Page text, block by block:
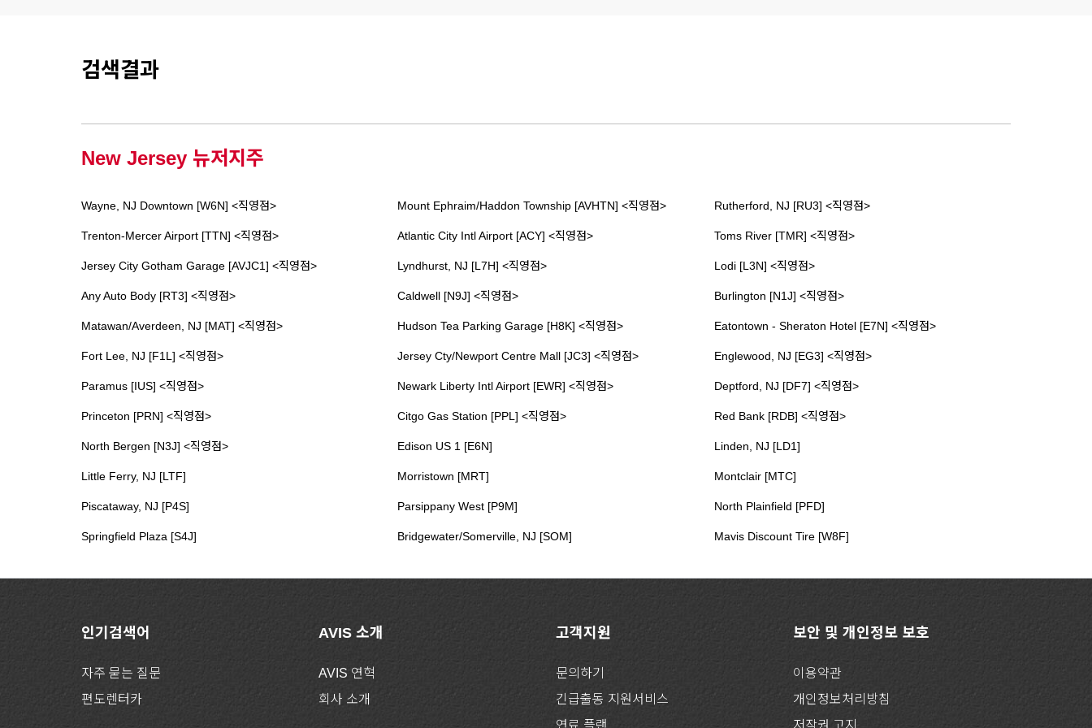
검색결과
New Jersey 뉴저지주
Wayne, NJ Downtown [W6N] <직영점> Mount Ephraim/Haddon Township [AVHTN] <직영점> Rutherford, NJ [RU3] <직영점>
Trenton-Mercer Airport [TTN] <직영점> Atlantic City Intl Airport [ACY] <직영점> Toms River [TMR] <직영점>
Jersey City Gotham Garage [AVJC1] <직영점> Lyndhurst, NJ [L7H] <직영점> Lodi [L3N] <직영점>
Any Auto Body [RT3] <직영점> Caldwell [N9J] <직영점> Burlington [N1J] <직영점>
Matawan/Averdeen, NJ [MAT] <직영점> Hudson Tea Parking Garage [H8K] <직영점> Eatontown - Sheraton Hotel [E7N] <직영점>
Fort Lee, NJ [F1L] <직영점> Jersey Cty/Newport Centre Mall [JC3] <직영점> Englewood, NJ [EG3] <직영점>
Paramus [IUS] <직영점> Newark Liberty Intl Airport [EWR] <직영점> Deptford, NJ [DF7] <직영점>
Princeton [PRN] <직영점> Citgo Gas Station [PPL] <직영점> Red Bank [RDB] <직영점>
North Bergen [N3J] <직영점> Edison US 1 [E6N] Linden, NJ [LD1]
Little Ferry, NJ [LTF] Morristown [MRT] Montclair [MTC]
Piscataway, NJ [P4S] Parsippany West [P9M] North Plainfield [PFD]
Springfield Plaza [S4J] Bridgewater/Somerville, NJ [SOM] Mavis Discount Tire [W8F]
인기검색어
자주 묻는 질문
편도렌터카
AVIS 소개
AVIS 연혁
회사 소개
고객지원
문의하기
긴급출동 지원서비스
연료 플랜
보안 및 개인정보 보호
이용약관
개인정보처리방침
저작권 고지